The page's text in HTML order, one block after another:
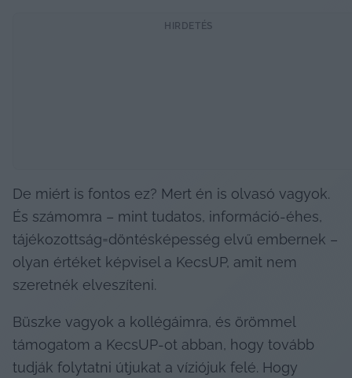
HIRDETÉS
De miért is fontos ez? Mert én is olvasó vagyok.
És számomra – mint tudatos, információ-éhes,
tájékozottság=döntésképesség elvű embernek –
olyan értéket képvisel a KecsUP, amit nem
szeretnék elveszíteni.
Büszke vagyok a kollégáimra, és örömmel
támogatom a KecsUP-ot abban, hogy tovább
tudják folytatni útjukat a víziójuk felé. Hogy